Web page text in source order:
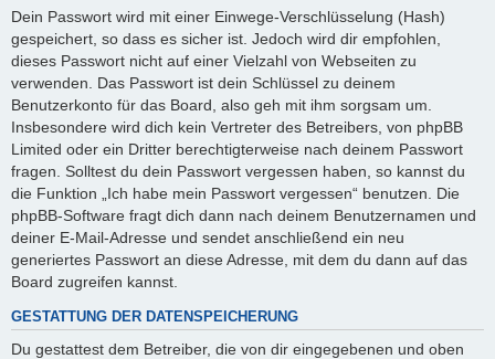
Dein Passwort wird mit einer Einwege-Verschlüsselung (Hash)
gespeichert, so dass es sicher ist. Jedoch wird dir empfohlen,
dieses Passwort nicht auf einer Vielzahl von Webseiten zu
verwenden. Das Passwort ist dein Schlüssel zu deinem
Benutzerkonto für das Board, also geh mit ihm sorgsam um.
Insbesondere wird dich kein Vertreter des Betreibers, von phpBB
Limited oder ein Dritter berechtigterweise nach deinem Passwort
fragen. Solltest du dein Passwort vergessen haben, so kannst du
die Funktion „Ich habe mein Passwort vergessen“ benutzen. Die
phpBB-Software fragt dich dann nach deinem Benutzernamen und
deiner E-Mail-Adresse und sendet anschließend ein neu
generiertes Passwort an diese Adresse, mit dem du dann auf das
Board zugreifen kannst.
GESTATTUNG DER DATENSPEICHERUNG
Du gestattest dem Betreiber, die von dir eingegebenen und oben